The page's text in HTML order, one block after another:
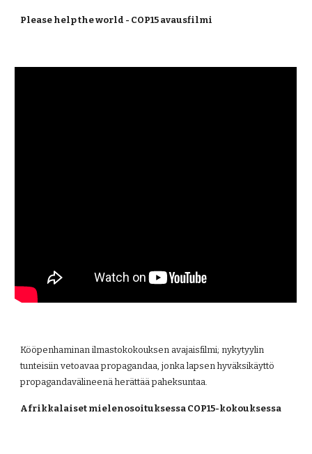
Please help the world - COP15 avausfilmi
Kööpenhaminan ilmastokokouksen avajaisfilmi; nykytyylin
tunteisiin vetoavaa propagandaa, jonka lapsen hyväksikäyttö
propagandavälineenä herättää paheksuntaa.
Afrikkalaiset mielenosoituksessa COP15-kokouksessa